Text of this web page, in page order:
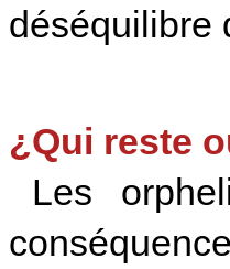
déséquilibre
¿Qui reste
Les